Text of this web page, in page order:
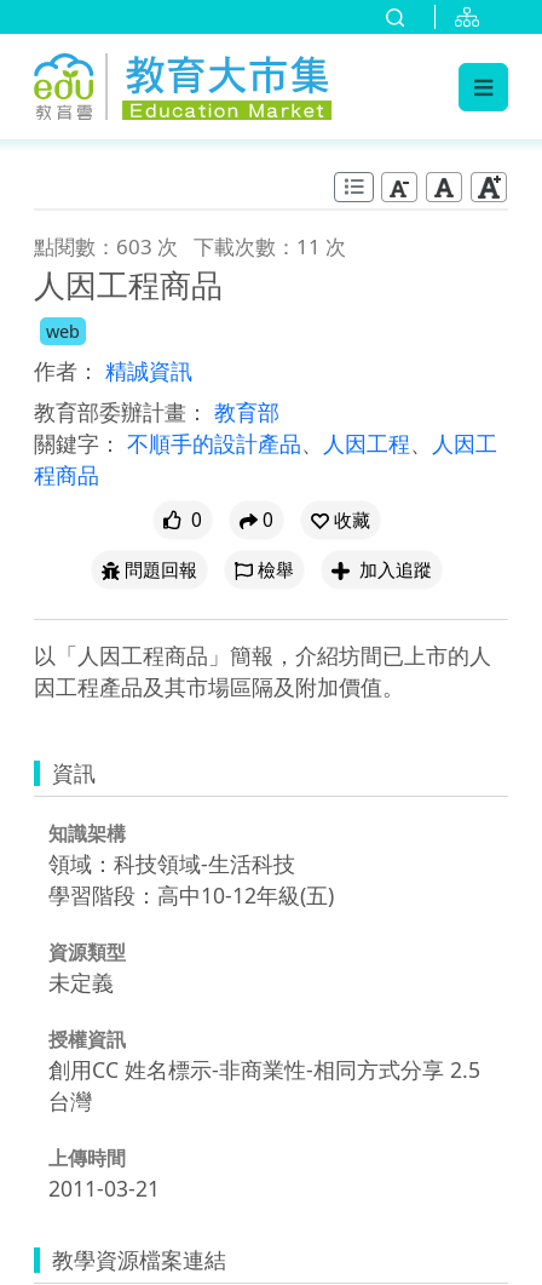
點閱數：603 次 下載次數：11 次
人因工程商品
web
作者： 精誠資訊
教育部委辦計畫： 教育部
關鍵字： 不順手的設計產品、 人因工程、
人因工
程商品
0 0
收藏
問題回報
檢舉 加入追蹤
以「人因工程商品」簡報，介紹坊間已上市的人
因工程產品及其市場區隔及附加價值。
資訊
知識架構
領域：科技領域-生活科技
學習階段：高中10-12年級(五)
資源類型
未定義
授權資訊
創用CC 姓名標示-非商業性-相同方式分享 2.5
台灣
上傳時間
2011-03-21
教學資源檔案連結